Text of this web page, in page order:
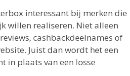
interessant bij merken die
willen realiseren. Niet alleen
cashbackdeelnames of
Juist dan wordt het een
in plaats van een losse